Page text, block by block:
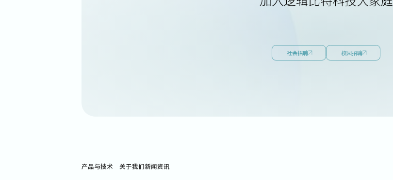
量子技术实习生 （量子芯片设计与仿真方向）
社会招聘 校园招聘
产品与技术 关于我们新闻资讯